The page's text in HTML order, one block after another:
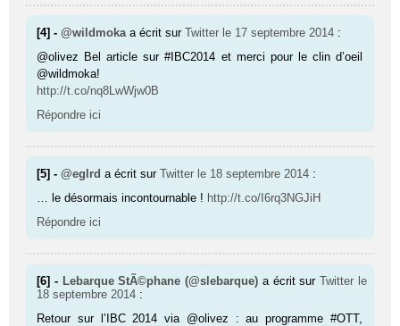
[4] -@wildmoka a écrit surTwitter le 17 septembre 2014 :
@olivez Bel article sur #IBC2014 et merci pour le clin d’oeil
@wildmoka!
http://t.co/nq8LwWjw0B
Répondre ici
[5] -@eglrd a écrit surTwitter le 18 septembre 2014 :
… le désormais incontournable ! http://t.co/I6rq3NGJiH
Répondre ici
[6] - Lebarque StÃ©phane (@slebarque) a écrit surTwitter le
18 septembre 2014 :
Retour sur l’IBC 2014 via @olivez : au programme #OTT,